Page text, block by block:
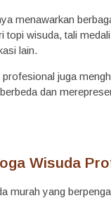
menawarkan
wisuda, tali
lain.
juga
dan
Wisuda
murah yang